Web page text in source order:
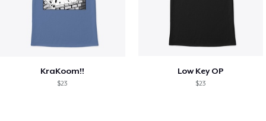
KraKoom!!
$23
Low Key OP
$23